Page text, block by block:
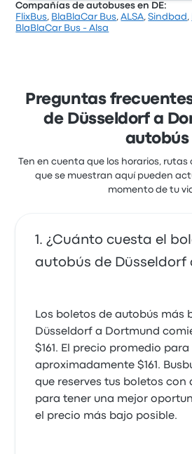
Compañías de autobuses en DE:
FlixBus, BlaBlaCar Bus,ALSA,Sindbad ,
BlaBlaCar Bus - Alsa
Preguntas
de Düsseldorf a
autobús
Ten en cuenta que los horarios,
que se muestran aquí pueden
momento de tu
¿Cuánto cuesta el
autobús de Düsseldorf
Los boletos de autobús más
Düsseldorf a Dortmund
$161. El precio promedio
aproximadamente $161.
que reserves tus boletos con
para tener una mejor
el precio más bajo posible.